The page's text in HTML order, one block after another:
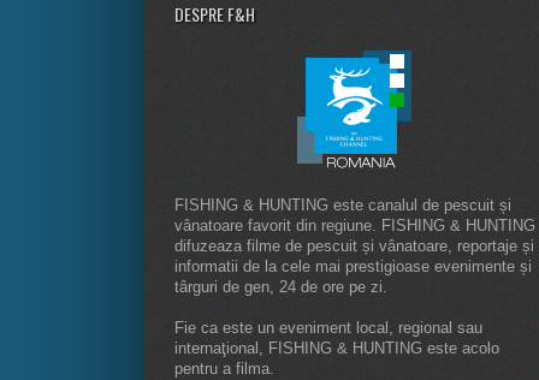
DESPRE F&H
FISHING & HUNTING este canalul de pescuit și
vânatoare favorit din regiune. FISHING & HUNTING
difuzeaza filme de pescuit și vânatoare, reportaje și
informatii de la cele mai prestigioase evenimente și
târguri de gen, 24 de ore pe zi.
Fie ca este un eveniment local, regional sau
internaţional, FISHING & HUNTING este acolo
pentru a filma.